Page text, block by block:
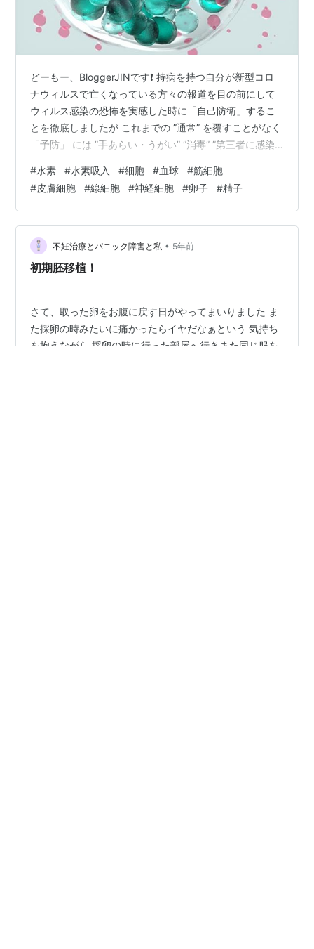
どーもー、BloggerJINです❗️ 持病を持つ自分が新型コロ
ナウィルスで亡くなっている方々の報道を目の前にして
ウィルス感染の恐怖を実感した時に「自己防衛」するこ
とを徹底しましたが これまでの ”通常” を覆すことがなく
「予防」 には ”手あらい・うがい” ”消毒” ”第三者に感染
かったため 「自己防衛」 「予防」 をテーマに 2021年1
月に「水素」と出会い、水素を身体に取り入れることで
「手足の指先の温まり」「本を読んだ翌日に覚えている
量が多くなっていた」こと など、「水素」を継続して取
り入れることで、たくさんの変化を実感しました…
#水素 #水素吸入 #細胞 #血球 #筋細胞
#皮膚細胞 #線細胞 #神経細胞 #卵子 #精子
不妊治療とパニック障害と私 • 5年前
初期胚移植！